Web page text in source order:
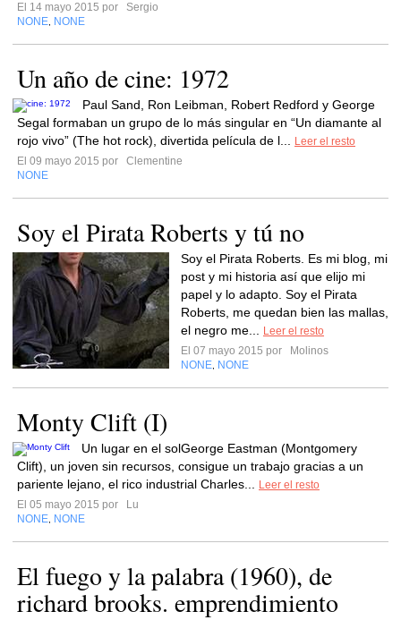
El 14 mayo 2015 por
Sergio
NONE NONE
Un año de cine: 1972
Paul Sand, Ron Leibman, Robert Redford y George
Segal formaban un grupo de lo más singular en “Un diamante al
rojo vivo” (The hot rock), divertida película de l...
Leer el resto
El 09 mayo 2015 por
Clementine
NONE
Soy el Pirata Roberts y tú no
Soy el Pirata Roberts. Es mi blog, mi
post y mi historia así que elijo mi
papel y lo adapto. Soy el Pirata
Roberts, me quedan bien las mallas,
el negro me...
Leer el resto
El 07 mayo 2015 por
Molinos
NONE NONE
Monty Clift (I)
Un lugar en el solGeorge Eastman (Montgomery
Clift), un joven sin recursos, consigue un trabajo gracias a un
pariente lejano, el rico industrial Charles...
Leer el resto
El 05 mayo 2015 por
Lu
NONE NONE
El fuego y la palabra (1960), de
richard brooks. emprendimiento